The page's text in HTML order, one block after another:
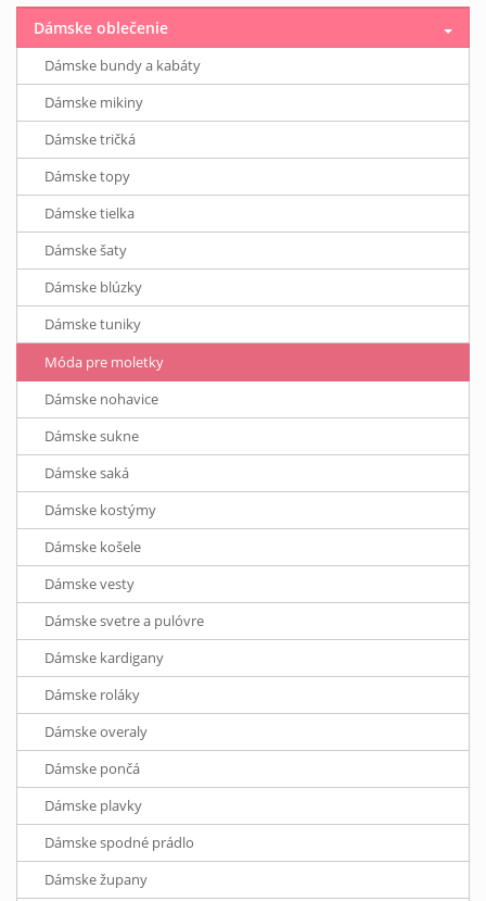
Dámske oblečenie
Dámske bundy a kabáty
Dámske mikiny
Dámske tričká
Dámske topy
Dámske tielka
Dámske šaty
Dámske blúzky
Dámske tuniky
Móda pre moletky
Dámske nohavice
Dámske sukne
Dámske saká
Dámske kostýmy
Dámske košele
Dámske vesty
Dámske svetre a pulóvre
Dámske kardigany
Dámske roláky
Dámske overaly
Dámske pončá
Dámske plavky
Dámske spodné prádlo
Dámske župany